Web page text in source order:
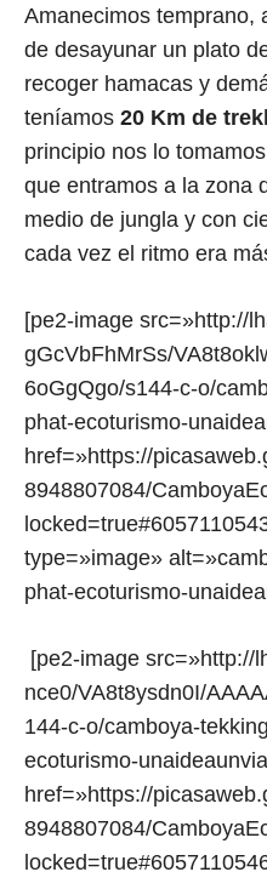
Amanecimos temprano,
de desayunar un plato
recoger hamacas y
teníamos 20 Km de
principio nos lo
que entramos a la zona
medio de jungla y con
cada vez el ritmo era
[pe2-image src=»http://
gGcVbFhMrSs/
6oGgQgo/s144-c-o/
phat-ecoturismo-
href=»https://
8948807084/
type=»image»
phat-ecoturismo-
[pe2-image src=»http://
nce0/VA8t8ysdn0I/
144-c-o/camboya-
ecoturismo-
href=»https://
8948807084/